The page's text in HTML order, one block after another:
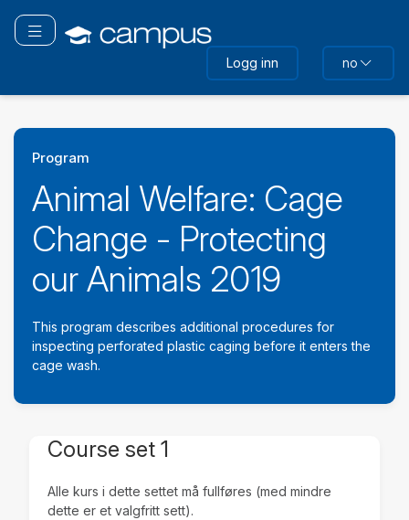
hovedinnhold
Bytt navigering
Logg inn no
Program
Animal Welfare: Cage
Change - Protecting
our Animals 2019
This program describes additional procedures for
inspecting perforated plastic caging before it enters the
cage wash.
Course set 1
Alle kurs i dette settet må fullføres (med mindre
dette er et valgfritt sett).